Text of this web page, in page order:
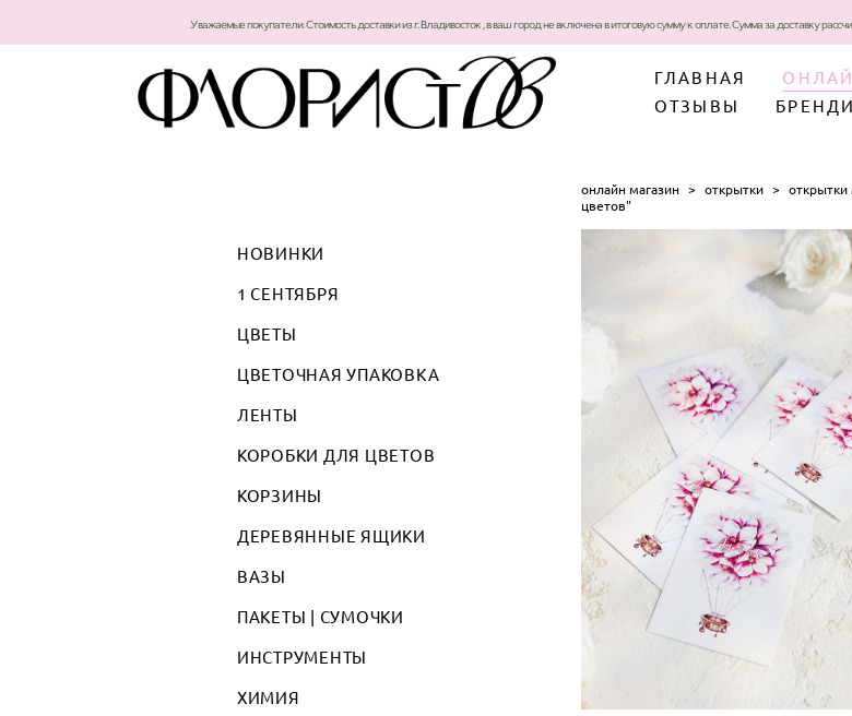
Уважаемые покупатели. Стоимость доставки из г. Владивосток , в ваш город не включена в итоговую сумму к оплате. Сумма за доставку
ГЛАВНАЯ
ОТЗЫВЫ
НОВИНКИ
1 СЕНТЯБРЯ
ЦВЕТЫ
ЦВЕТОЧНАЯ УПАКОВКА
ЛЕНТЫ
КОРОБКИ ДЛЯ ЦВЕТОВ
КОРЗИНЫ
ДЕРЕВЯННЫЕ ЯЩИКИ
ВАЗЫ
ПАКЕТЫ | СУМОЧКИ
ИНСТРУМЕНТЫ
ХИМИЯ
онлайн магазин > открытки > открытки
цветов"